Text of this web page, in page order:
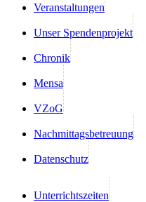
Veranstaltungen
Unser Spendenprojekt
Chronik
Mensa
VZoG
Nachmittagsbetreuung
Datenschutz
Unterrichtszeiten